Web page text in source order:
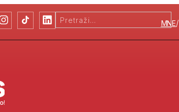
MNE/